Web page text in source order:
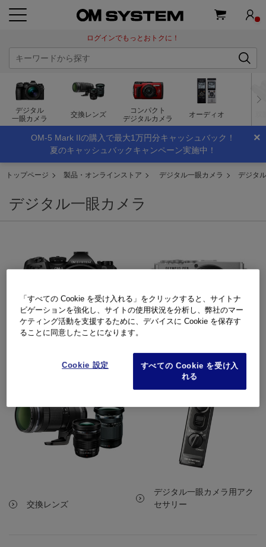
ログインでもっとおトクに！
デジタル
一眼カメラ
交換レンズ
コンパクト
デジタルカメラ
オーディオ
×
OM-5 Mark IIの購入で最大1万円分キャッシュバック！
夏のキャッシュバックキャンペーン実施中！
トップページ 製品・オンラインストア デジタル一眼カメラ デジタ
デジタル一眼カメラ
PEN
交換レンズ
デジタル一眼カメラ用アク
セサリー
「すべての Cookie を受け入れる」をクリックすると、サイトナ
ビゲーションを強化し、サイトの使用状況を分析し、弊社のマー
ケティング活動を支援するために、デバイスに Cookie を保存す
ることに同意したことになります。
Cookie 設定
すべての Cookie を受け入
れる